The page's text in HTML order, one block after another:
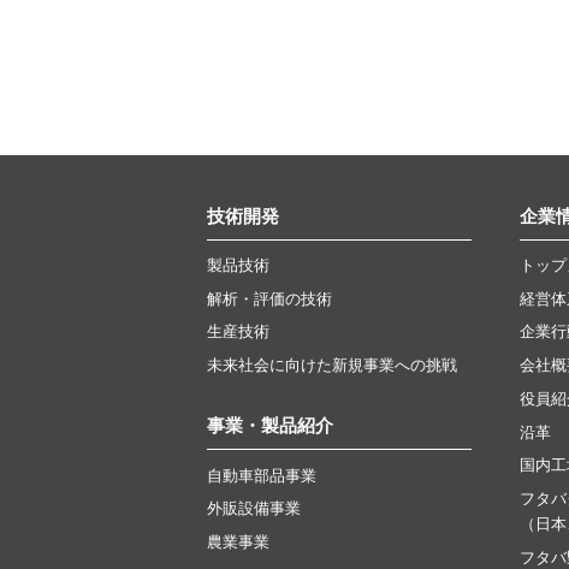
技術開発
製品技術
解析・評価の技術
生産技術
未来社会に向けた新規事業への挑戦
事業・製品紹介
自動車部品事業
外販設備事業
農業事業
企業
トッ
経営体
企業
会社
役員紹
沿革
国内
フタ
（日
フタ